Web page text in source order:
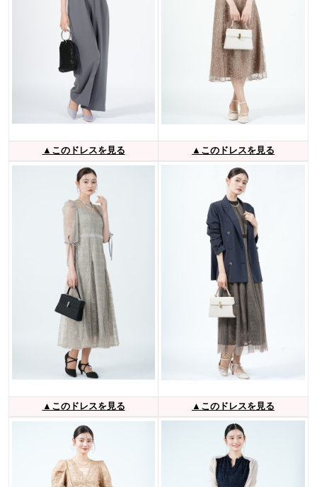
▲このドレスを見る ▲このドレスを見る
▲このドレスを見る ▲このドレスを見る